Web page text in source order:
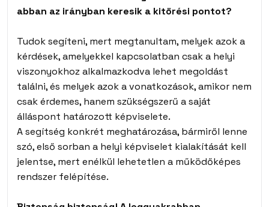
abban az irányban keresik a kitörési pontot?
Tudok segíteni, mert megtanultam, melyek azok a
kérdések, amelyekkel kapcsolatban csak a helyi
viszonyokhoz alkalmazkodva lehet megoldást
találni, és melyek azok a vonatkozások, amikor nem
csak érdemes, hanem szükségszerű a saját
álláspont határozott képviselete.
A segítség konkrét meghatározása, bármiről lenne
szó, első sorban a helyi képviselet kialakítását kell
jelentse, mert enélkül lehetetlen a működőképes
rendszer felépítése.